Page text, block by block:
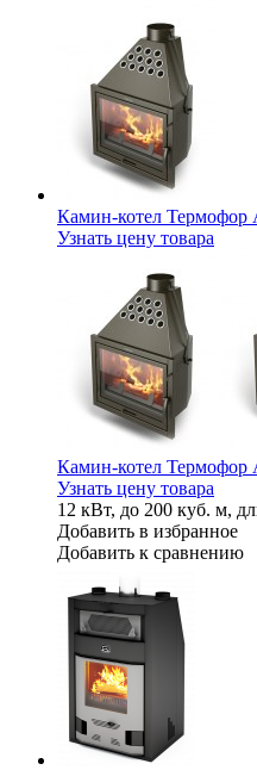
Камин-котел Термофор
Узнать цену товара
Камин-котел Термофор
Узнать цену товара
12 кВт, до 200 куб. м,
Добавить в избранное
Добавить к сравнению